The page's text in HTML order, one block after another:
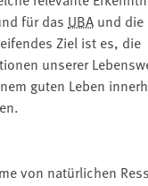
für das UBA und die
Ziel ist es, die
unserer
guten Leben
von natürlichen